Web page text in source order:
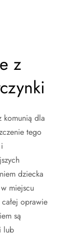
z
komunią dla
tego
dziecka
miejscu
oprawie
są
lub